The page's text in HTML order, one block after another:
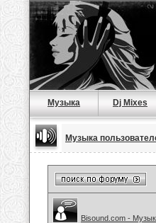
Музыка Dj Mixes
Музыка
Bisound.com -